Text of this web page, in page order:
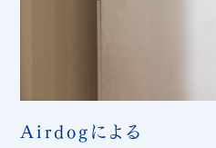
Airdogによる